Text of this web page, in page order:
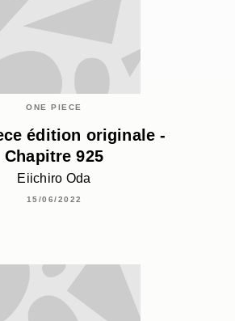
ONE PIECE
édition originale -
Chapitre 925
Eiichiro Oda
15/06/2022